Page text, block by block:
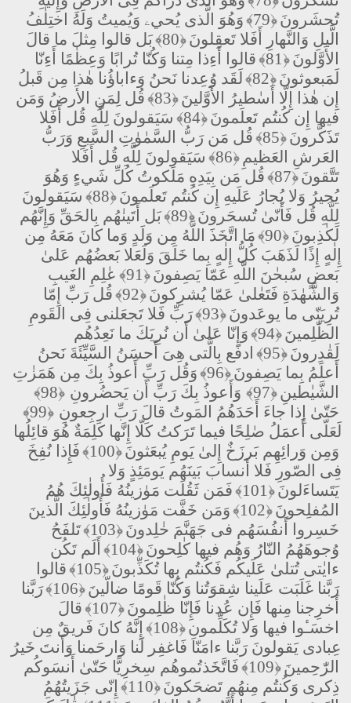
تُحشَرونَ﴿79﴾
وَهُوَ الَّذى يُحيۦ وَيُميتُ وَلَهُ اختِلٰفُ
الَّيلِ وَالنَّهارِ أَفَلا تَعقِلونَ﴿80﴾
بَل قالوا مِثلَ ما قالَ
الأَوَّلونَ﴿81﴾
قالوا أَءِذا مِتنا وَكُنّا تُرابًا وَعِظٰمًا أَءِنّا
لَمَبعوثونَ﴿82﴾
لَقَد وُعِدنا نَحنُ وَءاباؤُنا هٰذا مِن قَبلُ
إِن هٰذا إِلّا أَسٰطيرُ الأَوَّلينَ﴿83﴾
قُل لِمَنِ الأَرضُ وَمَن
فيها إِن كُنتُم تَعلَمونَ﴿84﴾
سَيَقولونَ لِلَّهِ قُل أَفَلا
تَذَكَّرونَ﴿85﴾
قُل مَن رَبُّ السَّمٰوٰتِ السَّبعِ وَرَبُّ
العَرشِ العَظيمِ ﴿86﴾
سَيَقولونَ لِلَّهِ قُل أَفَلا
تَتَّقونَ﴿87﴾
قُل مَن بِيَدِهِ مَلَكوتُ كُلِّ شَيءٍ وَهُوَ
يُجيرُ وَلا يُجارُ عَلَيهِ إِن كُنتُم تَعلَمونَ﴿88﴾
سَيَقولونَ
لِلَّهِ قُل فَأَنّىٰ تُسحَرونَ﴿89﴾
بَل أَتَينٰهُم بِالحَقِّ وَإِنَّهُم
لَكٰذِبونَ﴿90﴾
مَا اتَّخَذَ اللَّهُ مِن وَلَدٍ وَما كانَ مَعَهُ مِن
إِلٰهٍ إِذًا لَذَهَبَ كُلُّ إِلٰهٍ بِما خَلَقَ وَلَعَلا بَعضُهُم عَلىٰ
بَعضٍ سُبحٰنَ اللَّهِ عَمّا يَصِفونَ﴿91﴾
عٰلِمِ الغَيبِ
وَالشَّهٰدَةِ فَتَعٰلىٰ عَمّا يُشرِكونَ﴿92﴾
قُل رَبِّ إِمّا
تُرِيَنّى ما يوعَدونَ﴿93﴾
رَبِّ فَلا تَجعَلنى فِى القَومِ
الظّٰلِمينَ﴿94﴾
وَإِنّا عَلىٰ أَن نُرِيَكَ ما نَعِدُهُم
لَقٰدِرونَ﴿95﴾
ادفَع بِالَّتى هِىَ أَحسَنُ السَّيِّئَةَ نَحنُ
أَعلَمُ بِما يَصِفونَ﴿96﴾
وَقُل رَبِّ أَعوذُ بِكَ مِن هَمَزٰتِ
الشَّيٰطينِ﴿97﴾ وَأَعوذُ بِكَ رَبِّ أَن يَحضُرونِ ﴿98﴾
حَتّىٰ إِذا جاءَ أَحَدَهُمُ المَوتُ قالَ رَبِّ ارجِعونِ ﴿99﴾
لَعَلّى أَعمَلُ صٰلِحًا فيما تَرَكتُ كَلّا إِنَّها كَلِمَةٌ هُوَ قائِلُها
وَمِن وَرائِهِم بَرزَخٌ إِلىٰ يَومِ يُبعَثونَ﴿100﴾
فَإِذا نُفِخَ
فِى الصّورِ فَلا أَنسابَ بَينَهُم يَومَئِذٍ وَلا
يَتَساءَلونَ﴿101﴾
فَمَن ثَقُلَت مَوٰزينُهُ فَأُولٰئِكَ هُمُ
المُفلِحونَ﴿102﴾
وَمَن خَفَّت مَوٰزينُهُ فَأُولٰئِكَ الَّذينَ
خَسِروا أَنفُسَهُم فى جَهَنَّمَ خٰلِدونَ﴿103﴾
تَلفَحُ
وُجوهَهُمُ النّارُ وَهُم فيها كٰلِحونَ﴿104﴾
أَلَم تَكُن
ءايٰتى تُتلىٰ عَلَيكُم فَكُنتُم بِها تُكَذِّبونَ﴿105﴾
قالوا
رَبَّنا غَلَبَت عَلَينا شِقوَتُنا وَكُنّا قَومًا ضالّينَ﴿106﴾
رَبَّنا
أَخرِجنا مِنها فَإِن عُدنا فَإِنّا ظٰلِمونَ﴿107﴾
قالَ
اخسَـٔوا فيها وَلا تُكَلِّمونِ﴿108﴾
إِنَّهُ كانَ فَريقٌ مِن
عِبادى يَقولونَ رَبَّنا ءامَنّا فَاغفِر لَنا وَارحَمنا وَأَنتَ خَيرُ
الرّٰحِمينَ﴿109﴾
فَاتَّخَذتُموهُم سِخرِيًّا حَتّىٰ أَنسَوكُم
ذِكرى وَكُنتُم مِنهُم تَضحَكونَ﴿110﴾
إِنّى جَزَيتُهُمُ